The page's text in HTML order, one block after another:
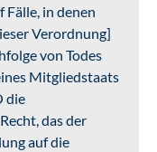
in denen
Verordnung]
von Todes
Mitgliedstaats
die
das der
auf die